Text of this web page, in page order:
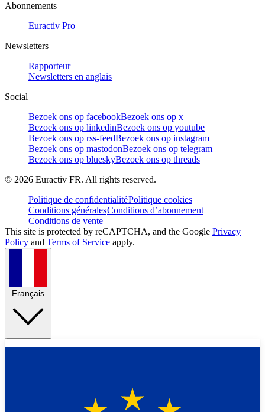
Abonnements
Euractiv Pro
Newsletters
Rapporteur
Newsletters en anglais
Social
Bezoek ons op facebookBezoek ons op x
Bezoek ons op linkedinBezoek ons op youtube
Bezoek ons op rss-feedBezoek ons op instagram
Bezoek ons op mastodonBezoek ons op telegram
Bezoek ons op blueskyBezoek ons op threads
© 2026 Euractiv FR. All rights reserved.
Politique de confidentialitéPolitique cookies
Conditions généralesConditions d’abonnement
Conditions de vente
This site is protected by reCAPTCHA, and the Google Privacy
Policy and Terms of Service apply.
Français